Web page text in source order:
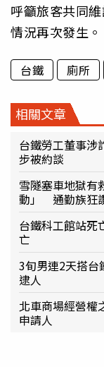
呼籲旅客共同
情況再次發生。
台鐵 廁所
相關文章
台鐵勞工董事
步被約談
雪隧塞車地獄有
動」 通勤族狂
台鐵科工館站死
亡
3旬男連2天搭
逮人
北車商場經營權
申請人